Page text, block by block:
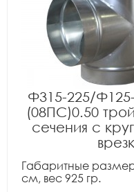
Ф315-225/
(08ПС)0.50
сечения с
Габаритные
см, вес 925 гр.